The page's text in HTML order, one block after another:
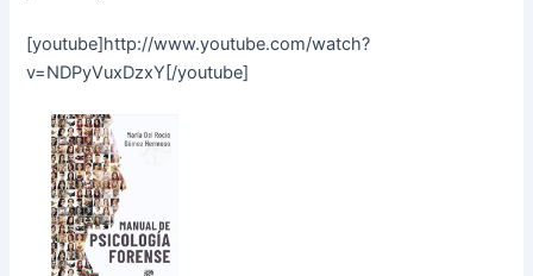
[youtube]http://www.youtube.com/watch?
v=NDPyVuxDzxY[/youtube]